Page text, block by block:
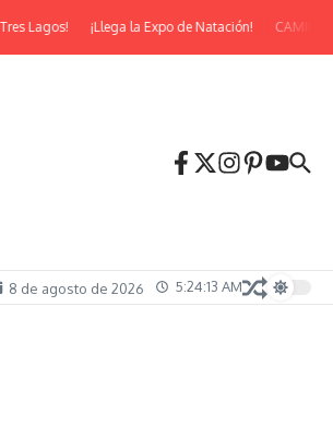
Lagos! ¡Llega la Expo de Natación! CAMINATA
8 de agosto de 2026 5:24:14 AM